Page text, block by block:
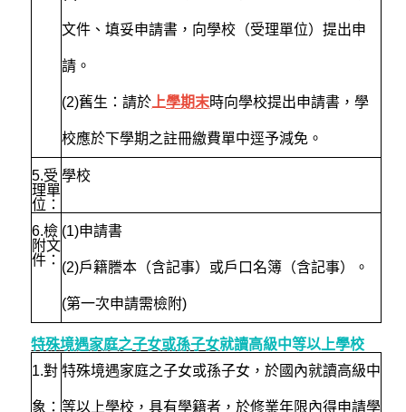
文件、填妥申請書，向學校（受理單位）提出申
請。
(2)舊生：請於 上學期末時向學校提出申請書，學
校應於下學期之註冊繳費單中逕予減免。
5.受
理單
位：
學校
6.檢
附文
件：
(1)申請書
(2)戶籍謄本（含記事）或戶口名簿（含記事）。
(第一次申請需檢附)
特殊境遇家庭之子女或孫子女就讀高級中等以上學校
1.對
象：
特殊境遇家庭之子女或孫子女，於國內就讀高級中
等以上學校，具有學籍者，於修業年限內得申請學